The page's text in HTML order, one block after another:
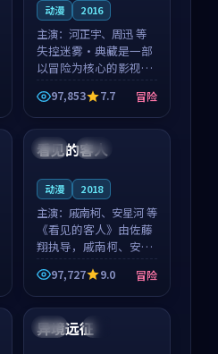
动漫 2016
主演： 河正宇、周迅 等
失控迷雾·典藏是一部
以冒险为核心的影视作
品，围绕危机、反转与
人物成长展开，整体节
奏紧凑，值得推荐观
看。
97,853 7.7 冒险
泰国 完结
看见的客人
动漫 2018
主演： 戚南柯、安星河 等
《看见的客人》由佐藤
翔执导，戚南柯、安星
河领衔主演，是一部
2018年上映的泰国冒险
动漫。影片以海岸抒情
遇到告别都浸着真实情
97,727 9.0 冒险
泰国 4K
异境远征